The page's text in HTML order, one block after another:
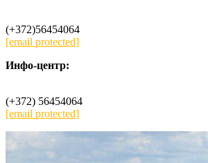
(+372)56454064
[email protected]
Инфо-центр:
(+372) 56454064
[email protected]